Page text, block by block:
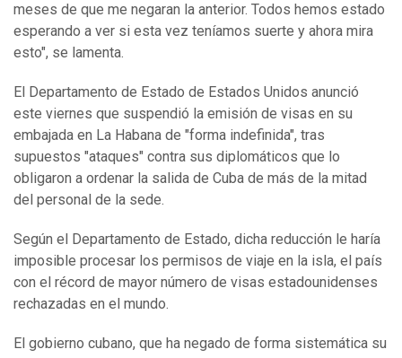
meses de que me negaran la anterior. Todos hemos estado
esperando a ver si esta vez teníamos suerte y ahora mira
esto", se lamenta.
El Departamento de Estado de Estados Unidos anunció
este viernes que suspendió la emisión de visas en su
embajada en La Habana de "forma indefinida", tras
supuestos "ataques" contra sus diplomáticos que lo
obligaron a ordenar la salida de Cuba de más de la mitad
del personal de la sede.
Según el Departamento de Estado, dicha reducción le haría
imposible procesar los permisos de viaje en la isla, el país
con el récord de mayor número de visas estadounidenses
rechazadas en el mundo.
El gobierno cubano, que ha negado de forma sistemática su